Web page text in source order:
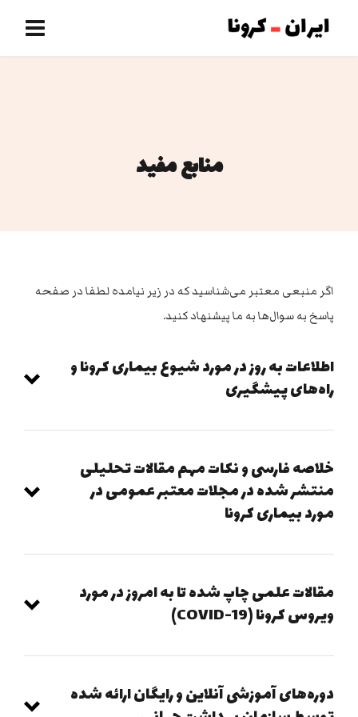
منابع مفید
اگر منبعی معتبر می‌شناسید که در زیر نیامده لطفا در صفحه
پاسخ به سوال‌ها به ما پیشنهاد کنید.
اطلاعات به روز در مورد شیوع بیماری کرونا و
راه‌های پیشگیری
https://againstcorona.ir/
خلاصه فارسی و نکات مهم مقالات تحلیلی
منتشر شده در مجلات معتبر عمومی در
مورد بیماری کرونا
اینجا بخوانید
مقالات علمی چاپ شده تا به امروز در مورد
ویروس کرونا (COVID-19)
مقالات داوری شده:
Dong E, Du H, Gardner L. An interactive web-based
دوره‌های آموزشی آنلاین و رایگان ارائه شده